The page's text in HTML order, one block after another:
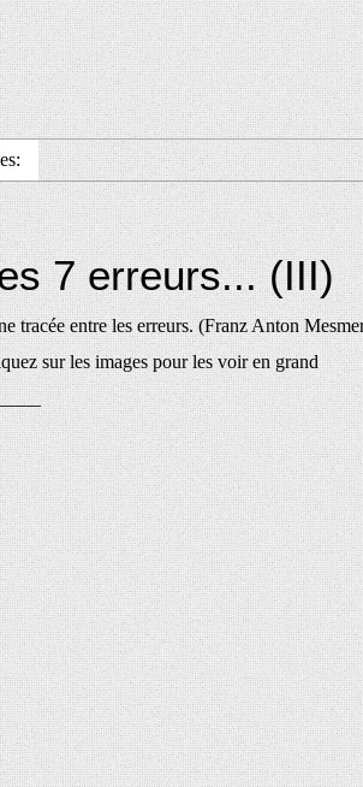
7 erreurs... (III)
tracée entre les erreurs. (Franz Anton
sur les images pour les voir en grand